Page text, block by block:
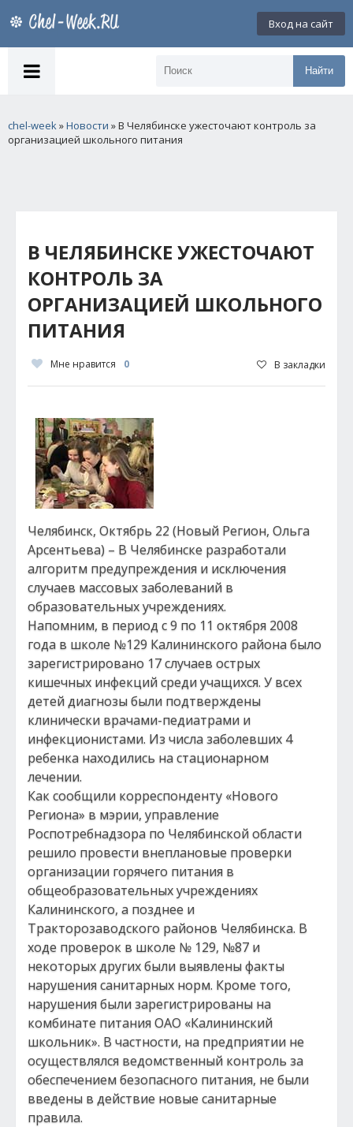
Вход на сайт
Найти
chel-week»Новости » В Челябинске ужесточают контроль за
организацией школьного питания
В ЧЕЛЯБИНСКЕ УЖЕСТОЧАЮТ
КОНТРОЛЬ ЗА
ОРГАНИЗАЦИЕЙ ШКОЛЬНОГО
ПИТАНИЯ
Мне нравится 0 В закладки
Челябинск, Октябрь 22 (Новый Регион, Ольга
Арсентьева) – В Челябинске разработали
алгоритм предупреждения и исключения
случаев массовых заболеваний в
образовательных учреждениях.
Напомним, в период с 9 по 11 октября 2008
года в школе №129 Калининского района было
зарегистрировано 17 случаев острых
кишечных инфекций среди учащихся. У всех
детей диагнозы были подтверждены
клинически врачами-педиатрами и
инфекционистами. Из числа заболевших 4
ребенка находились на стационарном
лечении.
Как сообщили корреспонденту «Нового
Региона» в мэрии, управление
Роспотребнадзора по Челябинской области
решило провести внеплановые проверки
организации горячего питания в
общеобразовательных учреждениях
Калининского, а позднее и
Тракторозаводского районов Челябинска. В
ходе проверок в школе № 129, №87 и
некоторых других были выявлены факты
нарушения санитарных норм. Кроме того,
нарушения были зарегистрированы на
комбинате питания ОАО «Калининский
школьник». В частности, на предприятии не
осуществлялся ведомственный контроль за
обеспечением безопасного питания, не были
введены в действие новые санитарные
правила.